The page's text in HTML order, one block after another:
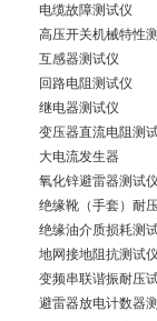
电缆故障测试仪
高压开关机械特性
互感器测试仪
回路电阻测试仪
继电器测试仪
变压器直流电阻测
大电流发生器
氧化锌避雷器测试仪
绝缘靴（手套）耐
绝缘油介质损耗测
地网接地阻抗测试仪
变频串联谐振耐压
避雷器放电计数器